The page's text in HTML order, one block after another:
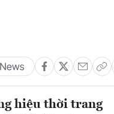
hiệu thời trang